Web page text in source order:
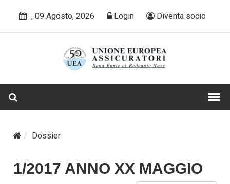
, 09 Agosto, 2026 Login Diventa socio
Dossier
1/2017 ANNO XX MAGGIO